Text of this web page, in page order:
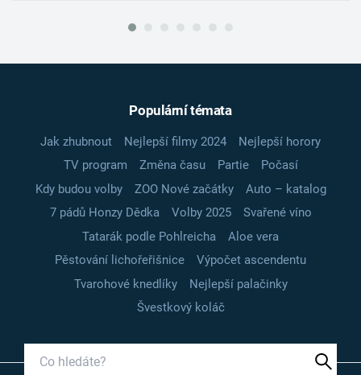
Populární témata
Jak zhubnout Nejlepší filmy 2024
Nejlepší horory
TV program
Změna času Partie
Počasí
Kdy budou volby
ZOO Nové začátky
Auto – katalog
7 pádů Honzy Dědka
Volby 2025
Svařené víno
Tatarák podle Pohlreicha
Aloe vera
Pěstování lichořeřišnice
Výpočet ascendentu
Tvarohové knedlíky
Nejlepší palačinky
Švestkový koláč